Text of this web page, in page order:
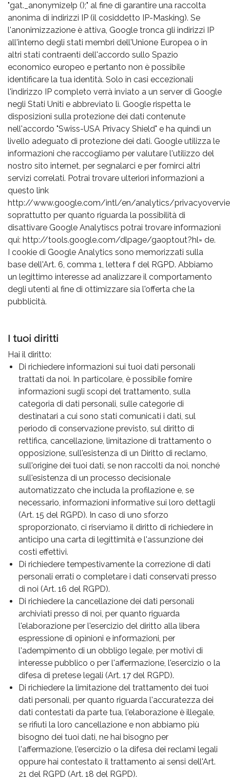
"gat._anonymizeIp ();" al fine di garantire una raccolta
anonima di indirizzi IP (il cosiddetto IP-Masking). Se
l'anonimizzazione è attiva, Google tronca gli indirizzi IP
all'interno degli stati membri dell'Unione Europea o in
altri stati contraenti dell'accordo sullo Spazio
economico europeo e pertanto non è possibile
identificare la tua identità. Solo in casi eccezionali
l'indirizzo IP completo verrà inviato a un server di Google
negli Stati Uniti e abbreviato lì. Google rispetta le
disposizioni sulla protezione dei dati contenute
nell'accordo "Swiss-USA Privacy Shield" e ha quindi un
livello adeguato di protezione dei dati. Google utilizza le
informazioni che raccogliamo per valutare l'utilizzo del
nostro sito internet, per segnalarci e per fornirci altri
servizi correlati. Potrai trovare ulteriori informazioni a
questo link
http://www.google.com/intl/en/analytics/
soprattutto per quanto riguarda la possibilità di
disattivare Google Analytiscs potrai trovare informazioni
qui: http://tools.google.com/dlpage/gaoptout?hl= de.
I cookie di Google Analytics sono memorizzati sulla
base dell'Art. 6, comma 1, lettera f del RGPD. Abbiamo
un legittimo interesse ad analizzare il comportamento
degli utenti al fine di ottimizzare sia l'offerta che la
pubblicità.
I tuoi diritti
Hai il diritto:
Di richiedere informazioni sui tuoi dati personali
trattati da noi. In particolare, è possibile fornire
informazioni sugli scopi del trattamento, sulla
categoria di dati personali, sulle categorie di
destinatari a cui sono stati comunicati i dati, sul
periodo di conservazione previsto, sul diritto di
rettifica, cancellazione, limitazione di trattamento o
opposizione, sull'esistenza di un Diritto di reclamo,
sull'origine dei tuoi dati, se non raccolti da noi, nonché
sull'esistenza di un processo decisionale
automatizzato che includa la profilazione e, se
necessario, informazioni informative sui loro dettagli
(Art. 15 del RGPD). In caso di uno sforzo
sproporzionato, ci riserviamo il diritto di richiedere in
anticipo una carta di legittimità e l'assunzione dei
costi effettivi.
Di richiedere tempestivamente la correzione di dati
personali errati o completare i dati conservati presso
di noi (Art. 16 del RGPD).
Di richiedere la cancellazione dei dati personali
archiviati presso di noi, per quanto riguarda
l'elaborazione per l'esercizio del diritto alla libera
espressione di opinioni e informazioni, per
l'adempimento di un obbligo legale, per motivi di
interesse pubblico o per l'affermazione, l'esercizio o la
difesa di pretese legali (Art. 17 del RGPD).
Di richiedere la limitazione del trattamento dei tuoi
dati personali, per quanto riguarda l'accuratezza dei
dati contestati da parte tua, l'elaborazione è illegale,
se rifiuti la loro cancellazione e non abbiamo più
bisogno dei tuoi dati, ne hai bisogno per
l'affermazione, l'esercizio o la difesa dei reclami legali
oppure hai contestato il trattamento ai sensi dell'Art.
21 del RGPD (Art. 18 del RGPD).